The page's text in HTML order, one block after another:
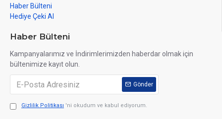
Haber Bülteni
Hediye Çeki Al
Haber Bülteni
Kampanyalarımız ve İndirimlerimizden haberdar olmak için
bültenimize kayıt olun.
Gönder
Gizlilik Politikası 'ni okudum ve kabul ediyorum.